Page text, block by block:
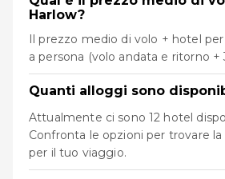
Harlow?
Il prezzo medio di volo + hotel
a persona (volo andata e ritorno +
Quanti alloggi sono
Attualmente ci sono 12 hotel
Confronta le opzioni per trovare
per il tuo viaggio.